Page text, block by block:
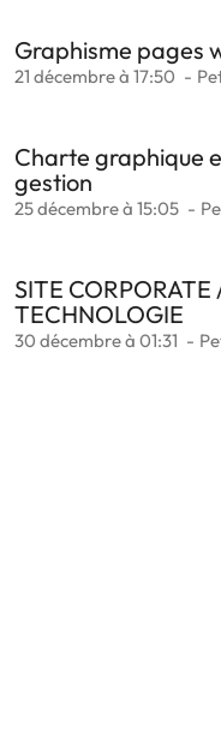
Graphisme pages
21 décembre à 17:50
Charte graphique
gestion
25 décembre à 15:05
SITE
TECHNOLOGIE
30 décembre à 01:31